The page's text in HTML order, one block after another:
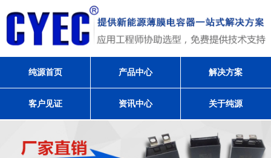
纯源首页 产品中心 解决方案
客户见证 资讯中心 关于纯源